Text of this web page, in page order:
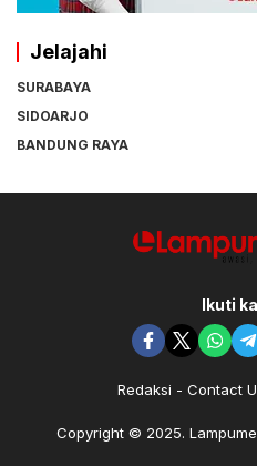
Jelajahi
SURABAYA
SIDOARJO
BANDUNG RAYA
Ikuti
Redaksi Contact
Copyright © 2025.